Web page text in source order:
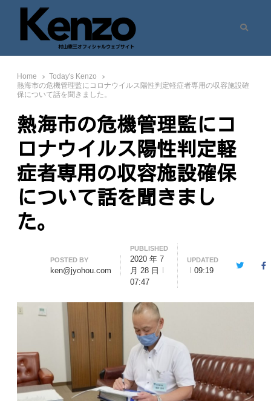
七転八起 – 村山憲三 Official Site
村山憲三ウェブサイト
Home
Today's Kenzo
熱海市の危機管理監にコロナウイルス陽性判定軽症者専用の収容施設確
保について話を聞きました。
熱海市の危機管理監にコ
ロナウイルス陽性判定軽
症者専用の収容施設確保
について話を聞きまし
た。
Author
POSTED BY
ken@jyohou.com
PUBLISHED
2020 年 7
月 28 日
07:47
UPDATED
09:19 Twitter